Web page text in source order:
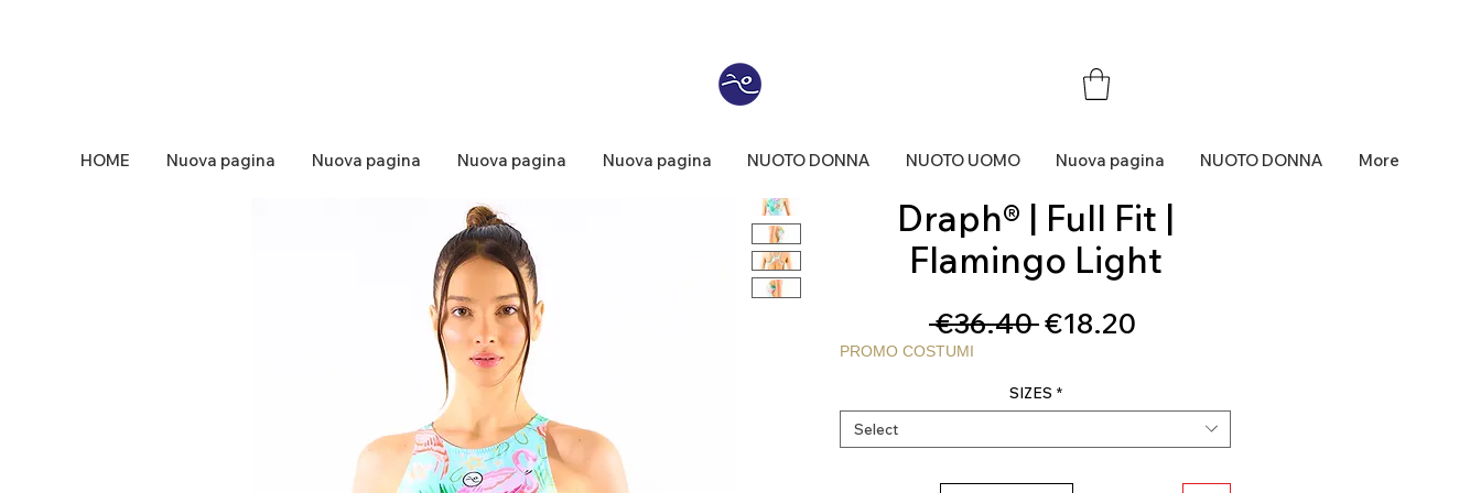
HOME Nuova pagina Nuova pagina Nuova pagina Nuova pagina NUOTO DONNA NUOTO UOMO Nuova pagina NUOTO DONNA More
Draph® | Full Fit |
Flamingo Light
€36.40 Regular
€18.20
PROMO COSTUMI
SIZES *
Select